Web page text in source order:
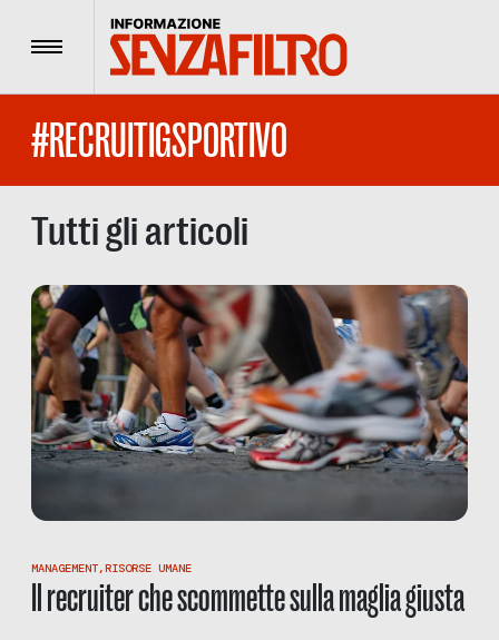
Menu
#RECRUITIGSPORTIVO
Tutti gli articoli
MANAGEMENT,RISORSE UMANE
Il recruiter che scommette sulla maglia giusta